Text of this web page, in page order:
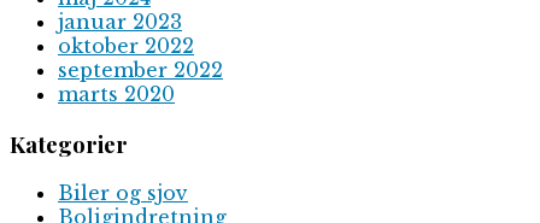
januar 2023
oktober 2022
september 2022
marts 2020
Kategorier
Biler og sjov
Boligindretning